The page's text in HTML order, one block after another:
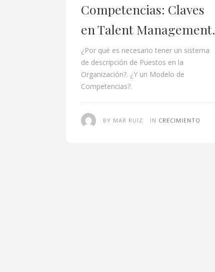
Competencias: Claves
en Talent Management.
¿Por qué es necesario tener un sistema
de descripción de Puestos en la
Organización?. ¿Y un Modelo de
Competencias?.
BY MAR RUIZ IN CRECIMIENTO